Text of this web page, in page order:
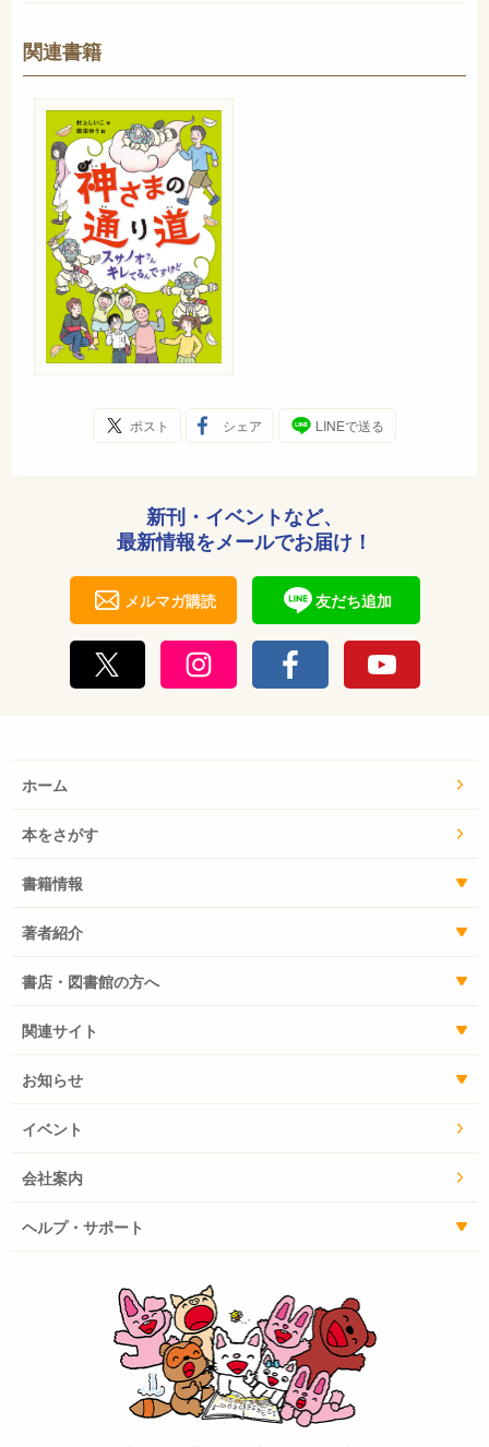
関連書籍
ポスト シェア LINEで送る
新刊・イベントなど、
最新情報をメールでお届け！
メルマガ購読 友だち追加
ホーム
本をさがす
書籍情報
著者紹介
書店・図書館の方へ
関連サイト
お知らせ
イベント
会社案内
ヘルプ・サポート